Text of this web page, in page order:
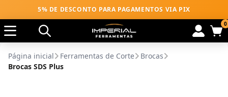
5% DE DESCONTO PARA PAGAMENTOS VIA PIX
0
Página inicial Ferramentas de Corte
Brocas
Brocas SDS Plus